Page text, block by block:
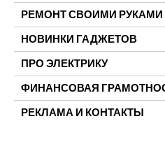
РЕМОНТ СВОИМИ РУКАМИ
НОВИНКИ ГАДЖЕТОВ
ПРО ЭЛЕКТРИКУ
ФИНАНСОВАЯ
РЕКЛАМА И КОНТАКТЫ